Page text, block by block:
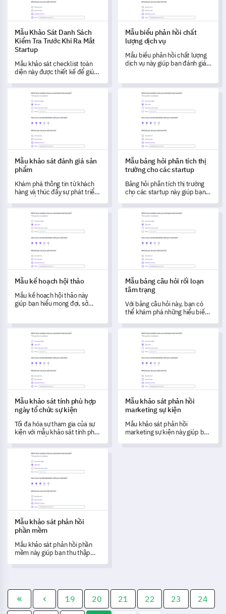
Mẫu Khảo Sát Danh Sách
Kiểm Tra Trước Khi Ra Mắt
Startup
Mẫu khảo sát checklist toàn
diện này được thiết kế để giúp
lĩnh vực chính trước khi ra mắt
khởi nghiệp của bạn.
Mẫu biểu phản hồi chất
lượng dịch vụ
Mẫu biểu phản hồi chất lượng
dịch vụ này giúp bạn đánh giá
thiện.
Mẫu khảo sát đánh giá sản phẩm
Mẫu khảo sát đánh giá sản
phẩm
Khám phá thông tin từ khách
hàng và thúc đẩy sự phát triển
đánh giá sản phẩm này.
Mẫu bảng hỏi phân tích thị
Mẫu bảng hỏi phân tích thị
trường cho các startup
Bảng hỏi phân tích thị trường
cho các startup này giúp bạn
startup và các quyết định
chiến lược của bạn.
Mẫu kế hoạch hội thảo
Mẫu kế hoạch hội thảo
Mẫu kế hoạch hội thảo này
giúp bạn hiểu mong đợi, sở
sự kiện của mình để đạt được
tác động tối đa.
Mẫu bảng câu hỏi rối loạn
Mẫu bảng câu hỏi rối loạn
tâm trạng
Với bảng câu hỏi này, bạn có
thể khám phá những hiểu biết
chứng liên quan đến rối loạn
tâm trạng.
Mẫu khảo sát tính phù hợp ngày tổ chức sự kiện
Mẫu khảo sát tính phù hợp
ngày tổ chức sự kiện
Tối đa hóa sự tham gia của sự
kiện với mẫu khảo sát tính phù
bạn hiểu rõ sự có mặt và sở
thích của người tham dự.
Mẫu khảo sát phản hồi
Mẫu khảo sát phản hồi
marketing sự kiện
Mẫu khảo sát phản hồi
marketing sự kiện này giúp bạn
Mẫu khảo sát phản hồi phần mềm
Mẫu khảo sát phản hồi
phần mềm
Mẫu khảo sát phản hồi phần
mềm này giúp bạn thu thập
19 20 21 22 23 24